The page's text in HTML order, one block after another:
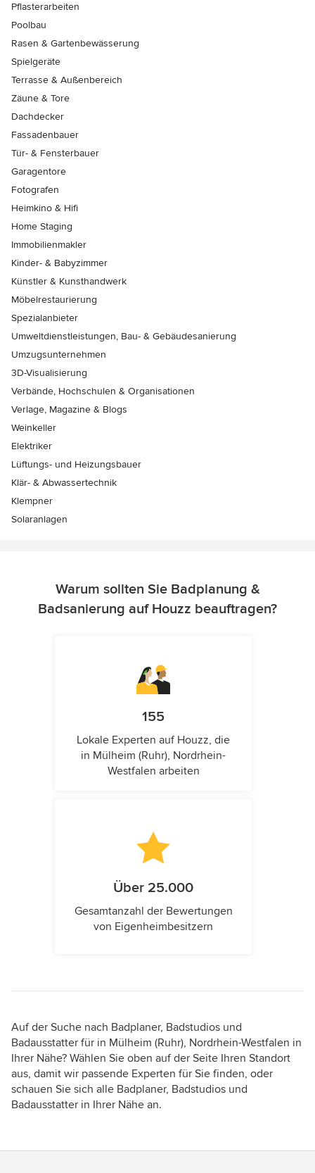
Pflasterarbeiten
Poolbau
Rasen & Gartenbewässerung
Spielgeräte
Terrasse & Außenbereich
Zäune & Tore
Dachdecker
Fassadenbauer
Tür- & Fensterbauer
Garagentore
Fotografen
Heimkino & Hifi
Home Staging
Immobilienmakler
Kinder- & Babyzimmer
Künstler & Kunsthandwerk
Möbelrestaurierung
Spezialanbieter
Umweltdienstleistungen, Bau- & Gebäudesanierung
Umzugsunternehmen
3D-Visualisierung
Verbände, Hochschulen & Organisationen
Verlage, Magazine & Blogs
Weinkeller
Elektriker
Lüftungs- und Heizungsbauer
Klär- & Abwassertechnik
Klempner
Solaranlagen
Warum sollten Sie Badplanung &
Badsanierung auf Houzz beauftragen?
155
Lokale Experten auf Houzz, die
in Mülheim (Ruhr), Nordrhein-
Westfalen arbeiten
Über 25.000
Gesamtanzahl der Bewertungen
von Eigenheimbesitzern
Auf der Suche nach Badplaner, Badstudios und
Badausstatter für in Mülheim (Ruhr), Nordrhein-Westfalen in
Ihrer Nähe? Wählen Sie oben auf der Seite Ihren Standort
aus, damit wir passende Experten für Sie finden, oder
schauen Sie sich alle Badplaner, Badstudios und
Badausstatter in Ihrer Nähe an.